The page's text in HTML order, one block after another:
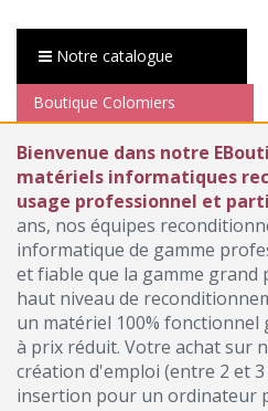
Notre catalogue
Boutique Colomiers
Bienvenue dans notre
matériels informatiques
usage professionnel et
ans, nos équipes
informatique de gamme
et fiable que la gamme grand
haut niveau de
un matériel 100% fonctionnel
à prix réduit. Votre achat sur
création d'emploi (entre 2 et
insertion pour un ordinateur